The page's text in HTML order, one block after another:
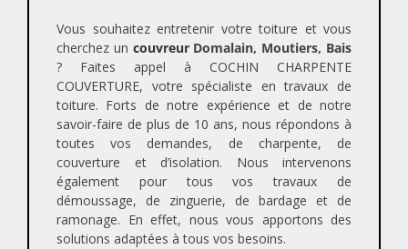
Vous souhaitez entretenir votre toiture et vous
cherchez un couvreur Domalain, Moutiers, Bais
? Faites appel à COCHIN CHARPENTE
COUVERTURE, votre spécialiste en travaux de
toiture. Forts de notre expérience et de notre
savoir-faire de plus de 10 ans, nous répondons à
toutes vos demandes, de charpente, de
couverture et d’isolation. Nous intervenons
également pour tous vos travaux de
démoussage, de zinguerie, de bardage et de
ramonage. En effet, nous vous apportons des
solutions adaptées à tous vos besoins.